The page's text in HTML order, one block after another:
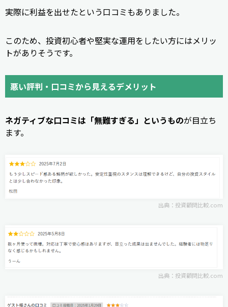
実際に利益を出せたという口コミもありました。
このため、投資初心者や堅実な運用をしたい方にはメリッ
トがありそうです。
悪い評判・口コミから見えるデメリット
ネガティブな口コミは「無難すぎる」というものが目立ち
ます。
出典： 投資顧問比較.com
出典： 投資顧問比較.com